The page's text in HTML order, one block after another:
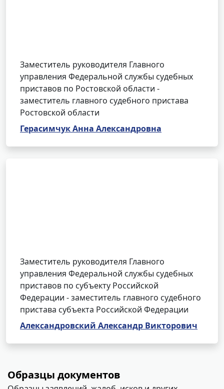
Заместитель руководителя Главного
управления Федеральной службы судебных
приставов по Ростовской области -
заместитель главного судебного пристава
Ростовской области
Герасимчук Анна Александровна
Заместитель руководителя Главного
управления Федеральной службы судебных
приставов по субъекту Российской
Федерации - заместитель главного судебного
пристава субъекта Российской Федерации
Александровский Александр Викторович
Образцы документов